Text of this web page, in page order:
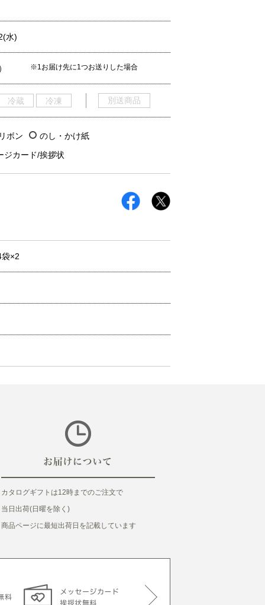
水)
※1お届け先に1つお送りした場合
冷蔵 冷凍 別送商品
ボン
のし・かけ紙
ジカード/挨拶状
×2
カタログギフトは12時までのご注文で
当日出荷(日曜を除く)
商品ページに最短出荷日を記載しています